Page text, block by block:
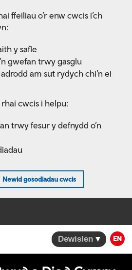
ffeiliau o’r enw cwcis i’ch
y safle
gwefan trwy gasglu
am sut rydych chi’n ei
cwcis i helpu:
trwy fesur y defnydd o’n
Newid gosodiadau cwcis
Dewislen EN